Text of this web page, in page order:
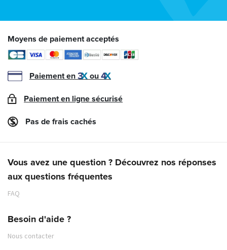
Moyens de paiement acceptés
Paiement en ou
Paiement en ligne sécurisé
Pas de frais cachés
Vous avez une question ? Découvrez nos réponses
aux questions fréquentes
FAQ
Besoin d'aide ?
Nous contacter